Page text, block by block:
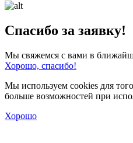
Спасибо за заявку!
Мы свяжемся с вами в
Хорошо, спасибо!
Мы используем cookies для
больше возможностей при
Хорошо